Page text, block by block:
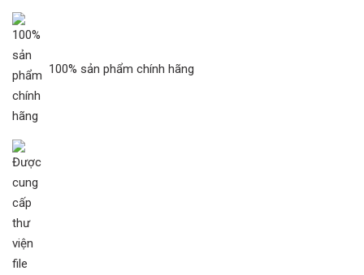
100% sản phẩm chính hãng